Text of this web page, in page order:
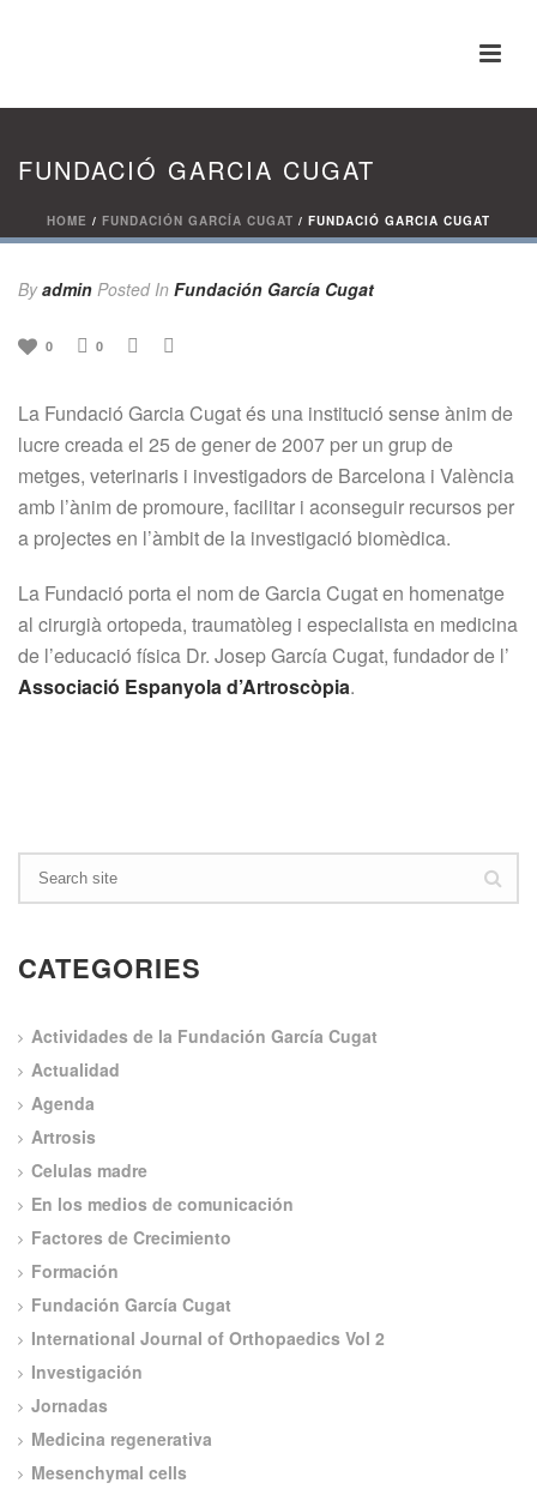
FUNDACIÓ GARCIA CUGAT
HOME / FUNDACIÓN GARCÍA CUGAT / FUNDACIÓ GARCIA CUGAT
Byadmin Posted In Fundación García Cugat
0 0
La Fundació Garcia Cugat és una institució sense ànim de
lucre creada el 25 de gener de 2007 per un grup de
metges, veterinaris i investigadors de Barcelona i València
amb l’ànim de promoure, facilitar i aconseguir recursos per
a projectes en l’àmbit de la investigació biomèdica.
La Fundació porta el nom de Garcia Cugat en homenatge
al cirurgià ortopeda, traumatòleg i especialista en medicina
de l’educació física Dr. Josep García Cugat, fundador de l’
Associació Espanyola d’Artroscòpia.
CATEGORIES
Actividades de la Fundación García Cugat
Actualidad
Agenda
Artrosis
Celulas madre
En los medios de comunicación
Factores de Crecimiento
Formación
Fundación García Cugat
International Journal of Orthopaedics Vol 2
Investigación
Jornadas
Medicina regenerativa
Mesenchymal cells